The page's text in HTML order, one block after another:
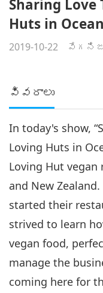
Sharing Love
Huts in
2019-10-22
వివరాలు
In today's show,
Loving Huts in
Loving Hut vegan
and New
started their
strived to learn
vegan food,
manage the
coming here for